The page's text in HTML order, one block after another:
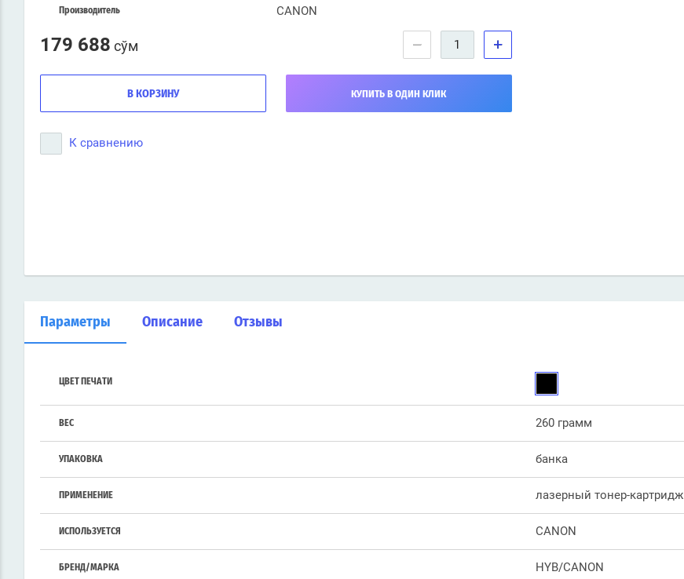
Производитель CANON
179 688 сўм − +
В КОРЗИНУ КУПИТЬ В ОДИН КЛИК
К сравнению
Параметры Описание Отзывы
ЦВЕТ ПЕЧАТИ
ВЕС 260 грамм
УПАКОВКА банка
ПРИМЕНЕНИЕ лазерный тонер-картридж
ИСПОЛЬЗУЕТСЯ CANON
БРЕНД/МАРКА HYB/CANON